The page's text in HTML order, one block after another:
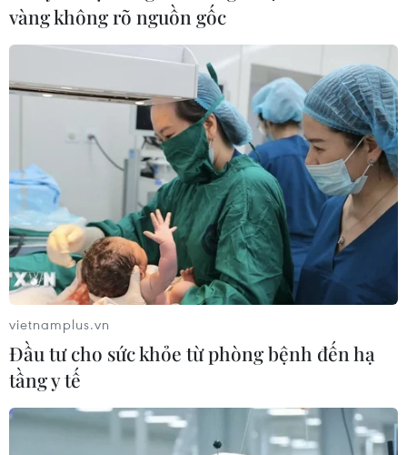
vàng không rõ nguồn gốc
vietnamplus.vn
Đầu tư cho sức khỏe từ phòng bệnh đến hạ
tầng y tế